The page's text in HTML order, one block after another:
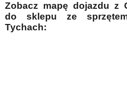
Zobacz mapę dojazdu z
do sklepu ze
Tychach: